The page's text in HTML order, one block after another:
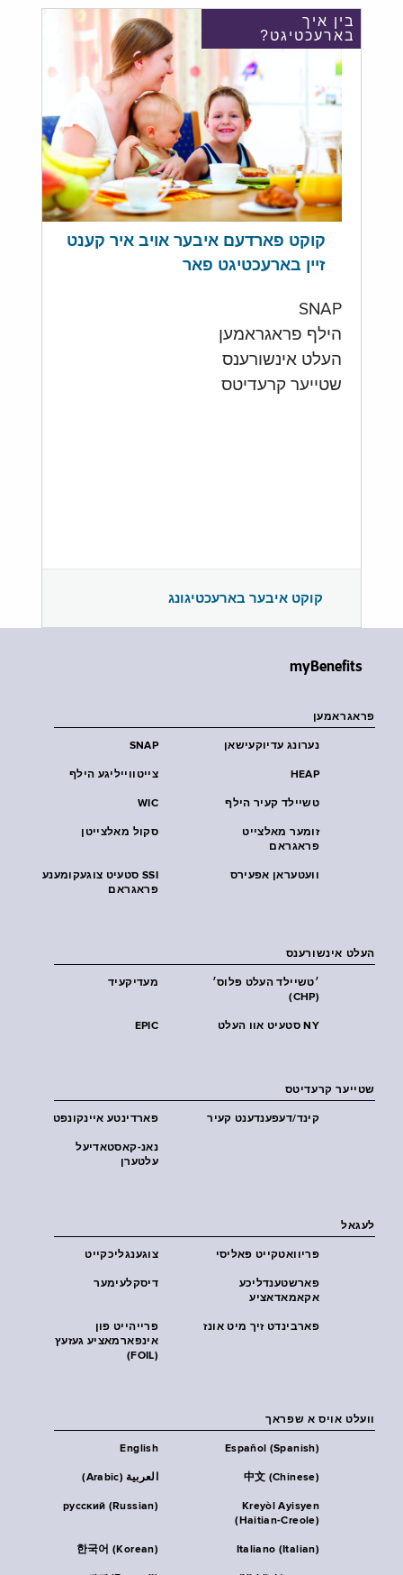
בין איך
בארעכטיגט?
קוקט פארדעם איבער אויב איר קענט
זיין בארעכטיגט פאר
SNAP
הילף פראגראמען
העלט אינשורענס
שטייער קרעדיטס
קוקט איבער בארעכטיגונג
myBenefits
פראגראמען
SNAP נערונג עדיוקעישאן
צייטווייליגע הילף HEAP
WIC טשיילד קעיר הילף
סקול מאלצייטן
זומער מאלצייט
פראגראם
SSI סטעיט צוגעקומענע
פראגראם
וועטעראן אפעירס
העלט אינשורענס
מעדיקעיד
׳טשיילד העלט פּלוס׳
(CHP)
EPIC NY סטעיט אוו העלט
שטייער קרעדיטס
פארדינטע איינקונפט קינד/דעפענדענט קעיר
נאנ-קאסטאדיעל
עלטערן
לעגאל
צוגענגליכקייט פּריוואטקייט פּאליסי
דיסקלעימער
פארשטענדליכע
אקאמאדאציע
פרייהייט פון
אינפארמאציע געזעץ
(FOIL)
פארבינדט זיך מיט אונז
וועלט אויס א שפראך
English Español (Spanish)
العربية (Arabic) 中文 (Chinese)
русский (Russian)
Kreyòl Ayisyen
(Haitian-Creole)
한국어 (Korean) Italiano (Italian)